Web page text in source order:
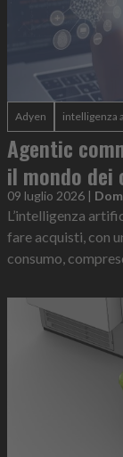
Adyen intelligenza
Agentic
il mondo dei
09 luglio 2026 |
L’intelligenza
fare acquisti, con
consumo,